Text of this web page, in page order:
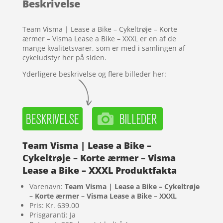
på
mmelser
Beskrivelse
Team Visma | Lease a Bike – Cykeltrøje – Korte
ærmer – Visma Lease a Bike – XXXL er en af de
mange kvalitetsvarer, som er med i samlingen af
cykeludstyr her på siden.
Yderligere beskrivelse og flere billeder her:
Team Visma | Lease a Bike –
Cykeltrøje – Korte ærmer – Visma
Lease a Bike – XXXL Produktfakta
Varenavn: Team Visma | Lease a Bike – Cykeltrøje
– Korte ærmer – Visma Lease a Bike – XXXL
Pris: Kr. 639.00
Prisgaranti: Ja